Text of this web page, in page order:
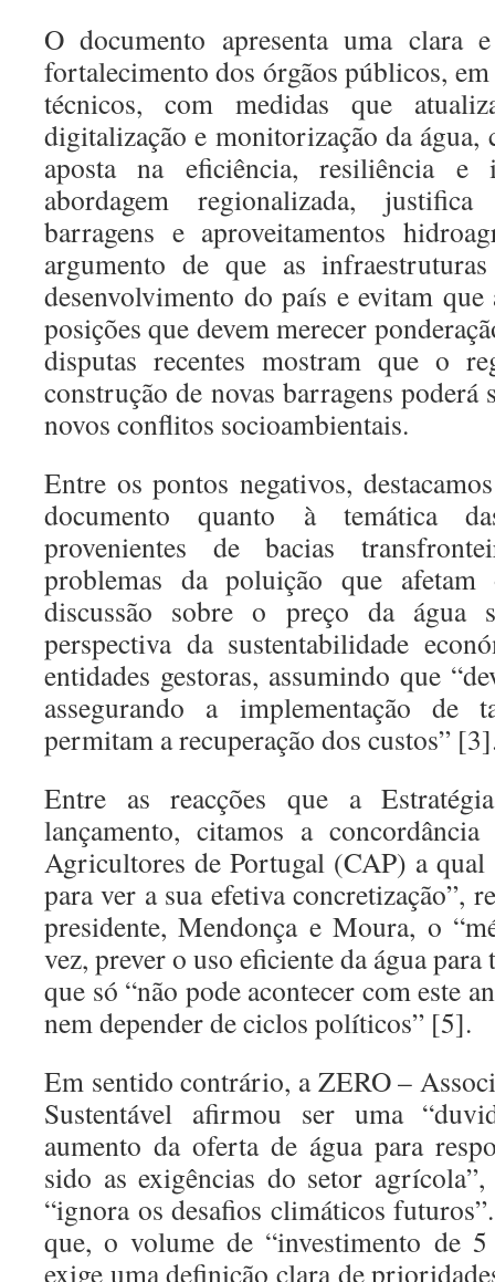
O documento apresenta uma clara
fortalecimento dos órgãos públicos,
técnicos, com medidas que
digitalização e monitorização da água,
aposta na eficiência, resiliência e
abordagem regionalizada,
barragens e aproveitamentos
argumento de que as
desenvolvimento do país e evitam que
posições que devem merecer
disputas recentes mostram que o
construção de novas barragens
novos conflitos socioambientais.
Entre os pontos negativos,
documento quanto à temática
provenientes de bacias
problemas da poluição que
discussão sobre o preço da água
perspectiva da sustentabilidade
entidades gestoras, assumindo que
assegurando a implementação de
permitam a recuperação dos custos”
Entre as reacções que a
lançamento, citamos a
Agricultores de Portugal (CAP) a qual
para ver a sua efetiva concretização”,
presidente, Mendonça e Moura, o
vez, prever o uso eficiente da água
que só “não pode acontecer com este
nem depender de ciclos políticos” [5].
Em sentido contrário, a ZERO –
Sustentável afirmou ser uma
aumento da oferta de água para
sido as exigências do setor
“ignora os desafios climáticos
que, o volume de “investimento de
exige uma definição clara de